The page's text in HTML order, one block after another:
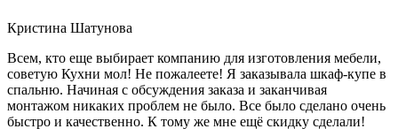
Кристина Шатунова
Всем, кто еще выбирает компанию для изготовления мебели,
советую Кухни мол! Не пожалеете! Я заказывала шкаф-купе в
спальню. Начиная с обсуждения заказа и заканчивая
монтажом никаких проблем не было. Все было сделано очень
быстро и качественно. К тому же мне ещё скидку сделали!